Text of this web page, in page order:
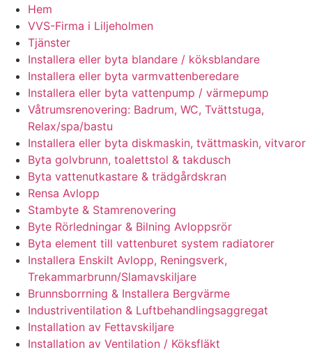
Hem
VVS-Firma i Liljeholmen
Tjänster
Installera eller byta blandare / köksblandare
Installera eller byta varmvattenberedare
Installera eller byta vattenpump / värmepump
Våtrumsrenovering: Badrum, WC, Tvättstuga,
Relax/spa/bastu
Installera eller byta diskmaskin, tvättmaskin, vitvaror
Byta golvbrunn, toalettstol & takdusch
Byta vattenutkastare & trädgårdskran
Rensa Avlopp
Stambyte & Stamrenovering
Byte Rörledningar & Bilning Avloppsrör
Byta element till vattenburet system radiatorer
Installera Enskilt Avlopp, Reningsverk,
Trekammarbrunn/Slamavskiljare
Brunnsborrning & Installera Bergvärme
Industriventilation & Luftbehandlingsaggregat
Installation av Fettavskiljare
Installation av Ventilation / Köksfläkt